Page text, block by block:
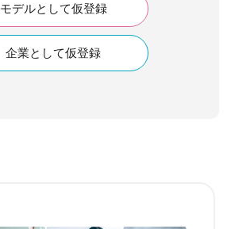
モデルとして仮登録
企業として仮登録